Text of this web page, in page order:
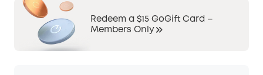
Redeem a $15 GoGift Card –
Members Only